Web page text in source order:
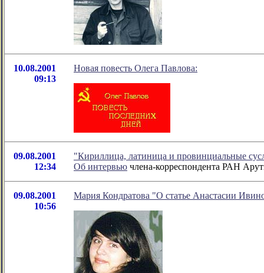
10.08.2001
09:13
Новая повесть Олега Павлова:
09.08.2001
12:34
"Кириллица, латиница и провинциальные
Об интервью члена-корреспондента РАН
09.08.2001
10:56
Мария Кондратова "О статье Анастасии